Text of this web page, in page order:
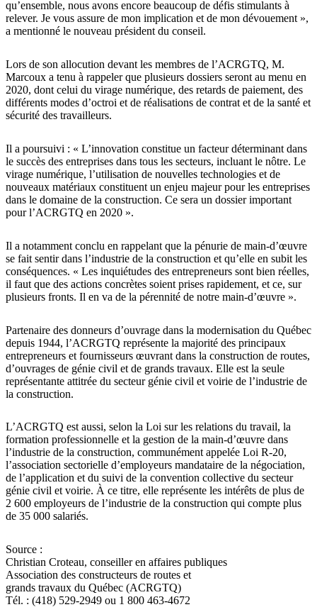
qu’ensemble, nous avons encore beaucoup de défis stimulants à
relever. Je vous assure de mon implication et de mon dévouement »,
a mentionné le nouveau président du conseil.
Lors de son allocution devant les membres de l’ACRGTQ, M.
Marcoux a tenu à rappeler que plusieurs dossiers seront au menu en
2020, dont celui du virage numérique, des retards de paiement, des
différents modes d’octroi et de réalisations de contrat et de la santé et
sécurité des travailleurs.
Il a poursuivi : « L’innovation constitue un facteur déterminant dans
le succès des entreprises dans tous les secteurs, incluant le nôtre. Le
virage numérique, l’utilisation de nouvelles technologies et de
nouveaux matériaux constituent un enjeu majeur pour les entreprises
dans le domaine de la construction. Ce sera un dossier important
pour l’ACRGTQ en 2020 ».
Il a notamment conclu en rappelant que la pénurie de main-d’œuvre
se fait sentir dans l’industrie de la construction et qu’elle en subit les
conséquences. « Les inquiétudes des entrepreneurs sont bien réelles,
il faut que des actions concrètes soient prises rapidement, et ce, sur
plusieurs fronts. Il en va de la pérennité de notre main-d’œuvre ».
Partenaire des donneurs d’ouvrage dans la modernisation du Québec
depuis 1944, l’ACRGTQ représente la majorité des principaux
entrepreneurs et fournisseurs œuvrant dans la construction de routes,
d’ouvrages de génie civil et de grands travaux. Elle est la seule
représentante attitrée du secteur génie civil et voirie de l’industrie de
la construction.
L’ACRGTQ est aussi, selon la Loi sur les relations du travail, la
formation professionnelle et la gestion de la main-d’œuvre dans
l’industrie de la construction, communément appelée Loi R-20,
l’association sectorielle d’employeurs mandataire de la négociation,
de l’application et du suivi de la convention collective du secteur
génie civil et voirie. À ce titre, elle représente les intérêts de plus de
2 600 employeurs de l’industrie de la construction qui compte plus
de 35 000 salariés.
Source :
Christian Croteau, conseiller en affaires publiques
Association des constructeurs de routes et
grands travaux du Québec (ACRGTQ)
Tél. : (418) 529-2949 ou 1 800 463-4672